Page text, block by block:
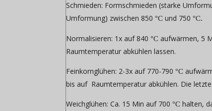
Schmieden: Formschmieden (starke
Umformung) zwischen 850 °C und 750 °C.
Normalisieren: 1x auf 840 °C aufwärmen, 5
Raumtemperatur abkühlen lassen.
Feinkornglühen: 2-3x auf 770-790 °C
bis auf Raumtemperatur abkühlen. Die
Weichglühen: Ca. 15 Min auf 700 °C halten,